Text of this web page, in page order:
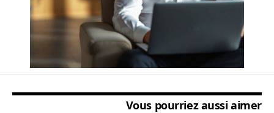
Vous pourriez aussi aimer